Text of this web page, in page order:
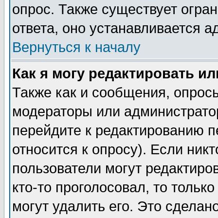
опрос. Также существует
ответа, оно устанавливается
Вернуться к началу
Как я могу редактировать
Также как и сообщения,
модераторы или
перейдите к редактированию
относится к опросу). Если
пользователи могут
кто-то проголосовал, то
могут удалить его. Это